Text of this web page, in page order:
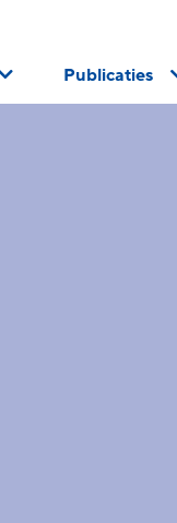
Publicaties